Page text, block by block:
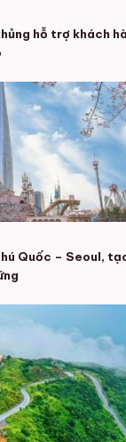
hỗ trợ khách
Quốc – Seoul,